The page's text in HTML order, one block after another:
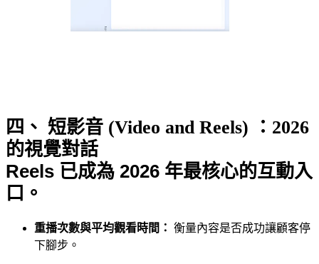
四、 短影音 (Video and Reels) ：2026
的視覺對話
Reels 已成為 2026 年最核心的互動入
口。
重播次數與平均觀看時間： 衡量內容是否成功讓顧客停
下腳步。